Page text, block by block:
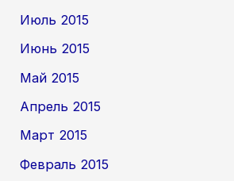
Июль 2015
Июнь 2015
Май 2015
Апрель 2015
Март 2015
Февраль 2015